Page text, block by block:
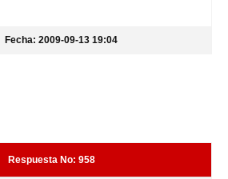
Fecha: 2009-09-13 19:04
Respuesta No: 958